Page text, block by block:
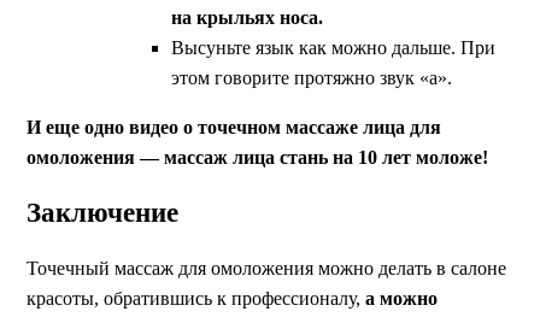
на крыльях носа.
Высуньте язык как можно дальше. При
этом говорите протяжно звук «а».
И еще одно видео о точечном массаже лица для
омоложения — массаж лица стань на 10 лет моложе!
Заключение
Точечный массаж для омоложения можно делать в салоне
красоты, обратившись к профессионалу, а можно